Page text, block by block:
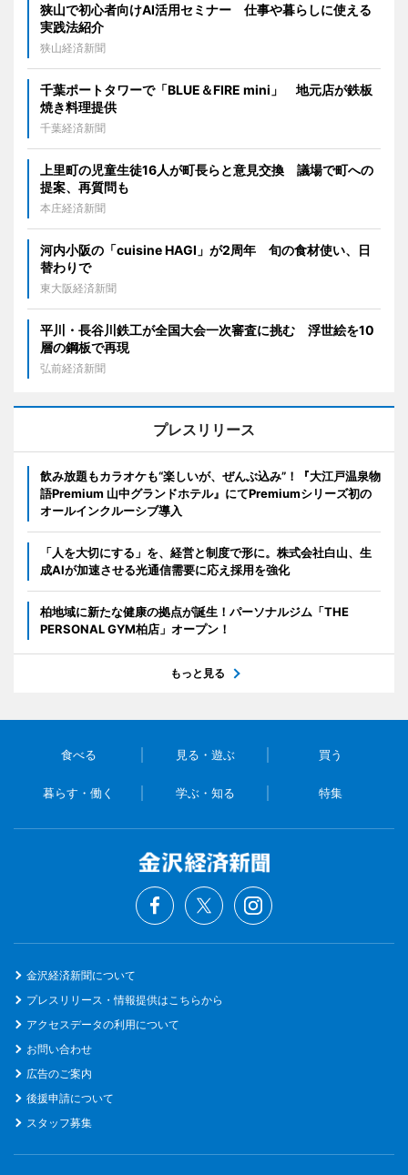
狭山で初心者向けAI活用セミナー 仕事や暮らしに使える
実践法紹介
狭山経済新聞
千葉ポートタワーで「BLUE＆FIRE mini」 地元店が鉄板
焼き料理提供
千葉経済新聞
上里町の児童生徒16人が町長らと意見交換 議場で町への
提案、再質問も
本庄経済新聞
河内小阪の「cuisine HAGI」が2周年 旬の食材使い、日
替わりで
東大阪経済新聞
平川・長谷川鉄工が全国大会一次審査に挑む 浮世絵を10
層の鋼板で再現
弘前経済新聞
プレスリリース
飲み放題もカラオケも“楽しいが、ぜんぶ込み”！『大江戸温泉物
語Premium 山中グランドホテル』にてPremiumシリーズ初の
オールインクルーシブ導入
「人を大切にする」を、経営と制度で形に。株式会社白山、生
成AIが加速させる光通信需要に応え採用を強化
柏地域に新たな健康の拠点が誕生！パーソナルジム「THE
PERSONAL GYM柏店」オープン！
もっと見る
食べる 見る・遊ぶ 買う
暮らす・働く 学ぶ・知る 特集
金沢経済新聞について
プレスリリース・情報提供はこちらから
アクセスデータの利用について
お問い合わせ
広告のご案内
後援申請について
スタッフ募集